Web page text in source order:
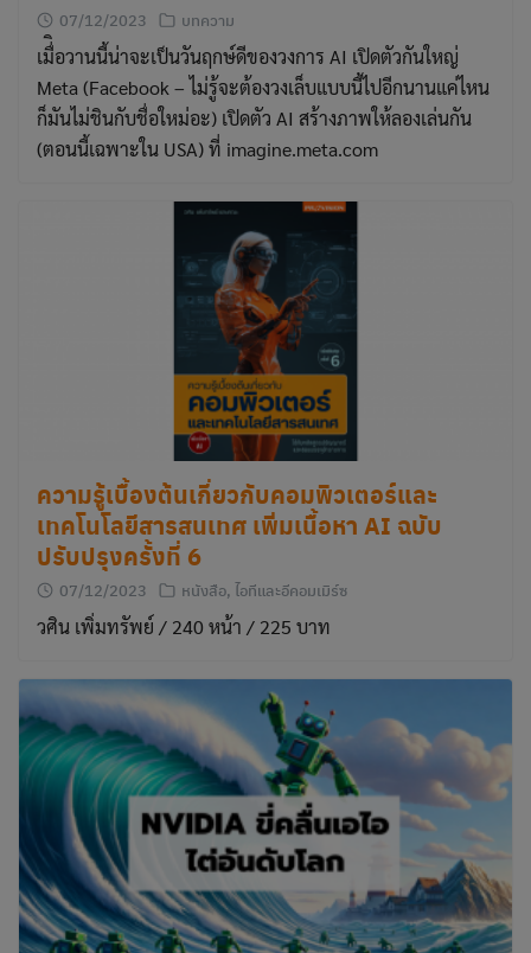
07/12/2023 บทความ
เมื่ิอวานนี้น่าจะเป็นวันฤกษ์ดีของวงการ AI เปิดตัวกันใหญ่
Meta (Facebook – ไม่รู้จะต้องวงเล็บแบบนี้ไปอีกนานแค่ไหน
ก็มันไม่ชินกับชื่อใหม่อะ) เปิดตัว AI สร้างภาพให้ลองเล่นกัน
(ตอนนี้เฉพาะใน USA) ที่ imagine.meta.com
ความรู้เบื้องต้นเกี่ยวกับคอมพิวเตอร์และ
เทคโนโลยีสารสนเทศ เพิ่มเนื้อหา AI ฉบับ
ปรับปรุงครั้งที่ 6
07/12/2023 หนังสือ, ไอทีและอีคอมเมิร์ซ
วศิน เพิ่มทรัพย์ / 240 หน้า / 225 บาท